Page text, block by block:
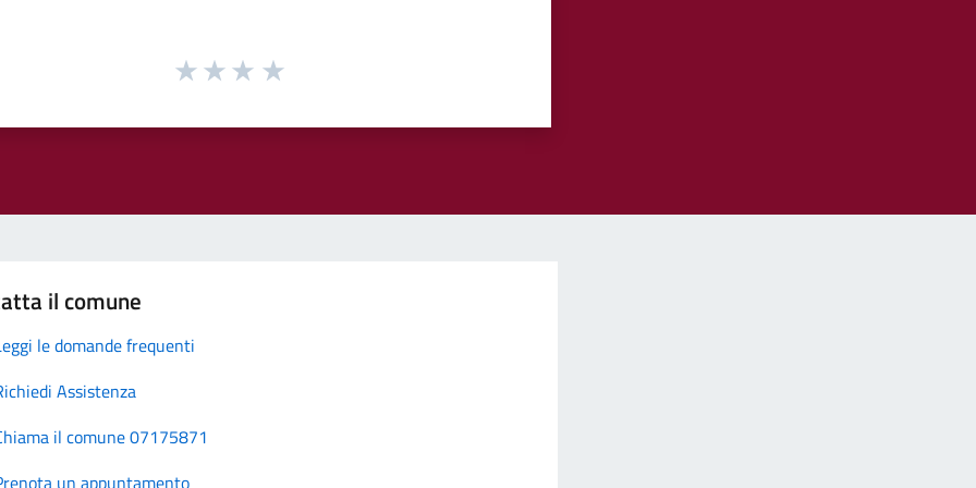
il comune
le domande frequenti
Assistenza
il comune 07175871
un appuntamento